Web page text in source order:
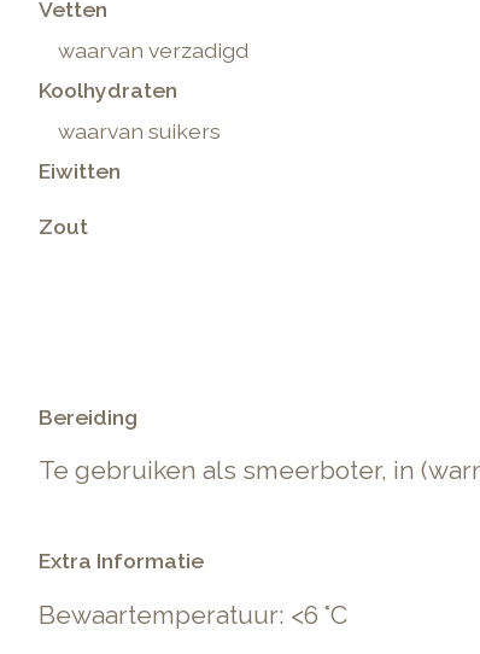
Vetten
waarvan verzadigd
Koolhydraten
waarvan suikers
Eiwitten
Zout
Bereiding
Te gebruiken als smeerboter, in
Extra Informatie
Bewaartemperatuur: <6 °C